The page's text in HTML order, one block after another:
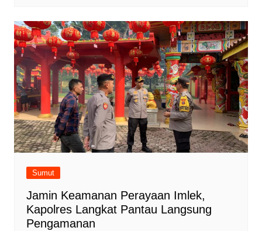
Sumut
Jamin Keamanan Perayaan Imlek,
Kapolres Langkat Pantau Langsung
Pengamanan